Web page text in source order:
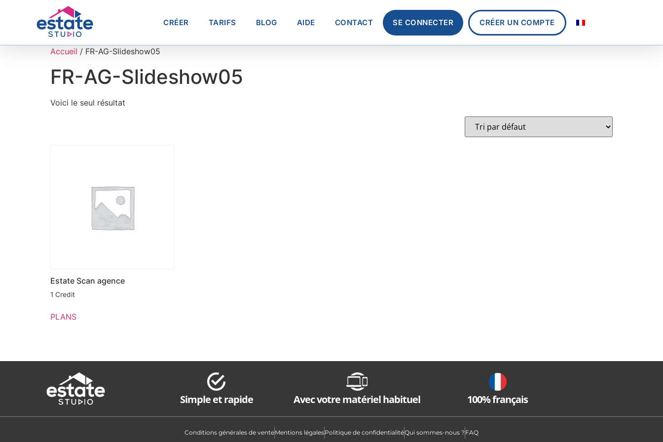
CRÉER TARIFS BLOG AIDE CONTACT SE CONNECTER CRÉER UN COMPTE
Accueil / FR-AG-Slideshow05
FR-AG-Slideshow05
Voici le seul résultat
Estate Scan agence
1 Credit
PLANS
Simple et rapide Avec votre matériel habituel 100% français
Conditions générales de venteMentions légalesPolitique de confidentialitéQui sommes-nous ? FAQ